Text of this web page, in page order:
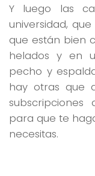
Y luego las
universidad,
que están bien
helados y en
pecho y
hay otras que
para que te
necesitas.